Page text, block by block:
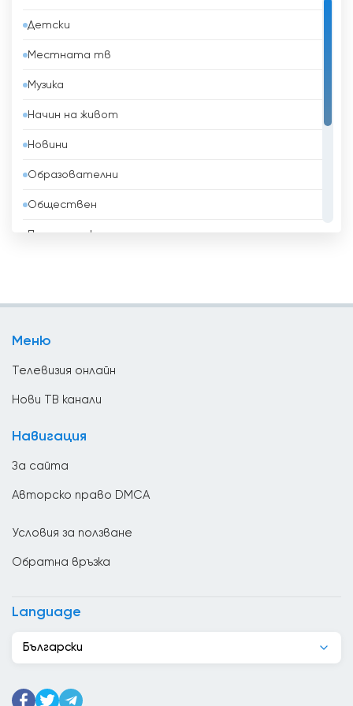
Барбадос
Бахрейн
Беларус
Белгия
Белиз
Бенин
Боливия
Гватемала
Германия
Джибути
Детски
Местната тв
Музика
Начин на живот
Новини
Образователни
Обществен
Политически
Меню
Телевизия онлайн
Нови ТВ канали
Навигация
За сайта
Авторско право DMCA
Условия за ползване
Обратна връзка
Language
Български